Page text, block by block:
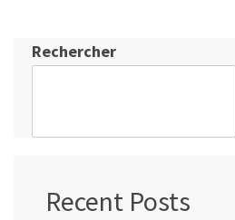
Rechercher
Recent Posts